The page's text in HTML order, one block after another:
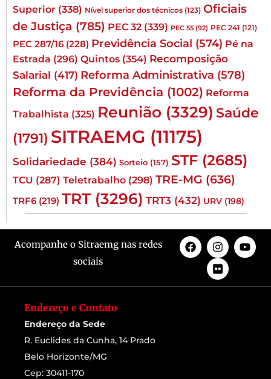
Superior (338) Nível superior dos técnicos (123) Oficiais
de Justiça (785) PEC 32 (339) PEC 55 (92) PEC 241 (121)
PEC 287/16 (228) Previdência Social (574) Pé na
Estrada (296) Quintos (354) Recomposição
Salarial (417) Reforma Administrativa (578)
Reforma da Previdência (1002) Reforma
Trabalhista (325) Reunião (3329) Saúde
(1791) SITRAEMG (11175)
Solidariedade (384) Sorteio (157) STF (2685)
TCU (287) Teletrabalho (298) TRE-MG (636)
TRF6 (219) TRT (3296) TRT3 (432) URV (198)
Acompanhe o Sitraemg nas redes
sociais
Endereço e Contato
Endereço da Sede
R. Euclides da Cunha, 14 Prado
Belo Horizonte/MG
Cep: 30411-170